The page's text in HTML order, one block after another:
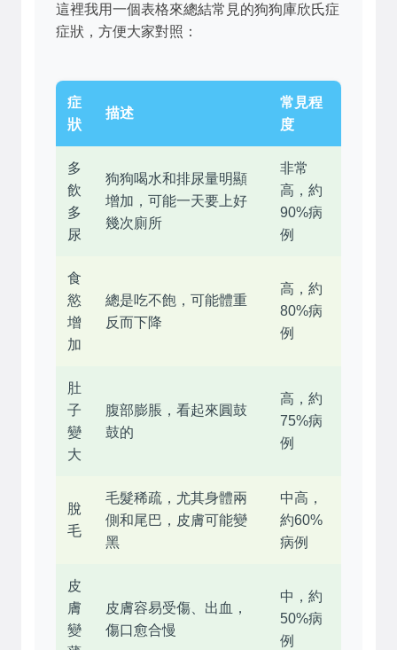
這裡我用一個表格來總結常見的狗狗庫欣氏症
症狀，方便大家對照：
症
狀
描述
常見程
度
多
飲
多
尿
狗狗喝水和排尿量明顯
增加，可能一天要上好
幾次廁所
非常
高，約
90%病
例
食
慾
增
加
總是吃不飽，可能體重
反而下降
高，約
80%病
例
肚
子
變
大
腹部膨脹，看起來圓鼓
鼓的
高，約
75%病
例
脫
毛
毛髮稀疏，尤其身體兩
側和尾巴，皮膚可能變
黑
中高，
約60%
病例
皮
膚
變
皮膚容易受傷、出血，
傷口愈合慢
中，約
50%病
例